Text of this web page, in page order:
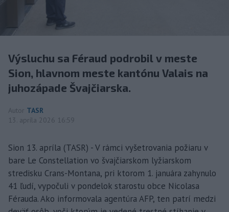
Výsluchu sa Féraud podrobil v meste
Sion, hlavnom meste kantónu Valais na
juhozápade Švajčiarska.
Autor TASR
13. apríla 2026 16:59
Sion 13. apríla (TASR) - V rámci vyšetrovania požiaru v
bare Le Constellation vo švajčiarskom lyžiarskom
stredisku Crans-Montana, pri ktorom 1. januára zahynulo
41 ľudí, vypočuli v pondelok starostu obce Nicolasa
Férauda. Ako informovala agentúra AFP, ten patrí medzi